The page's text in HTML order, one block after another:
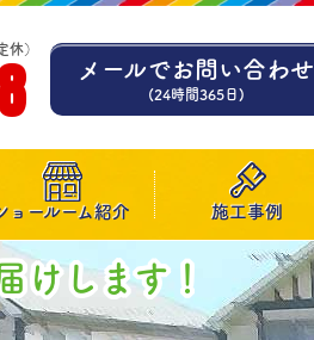
休）
メールでお問い合わせ
(24時間365日)
ョールーム紹介 施工事例
けします！